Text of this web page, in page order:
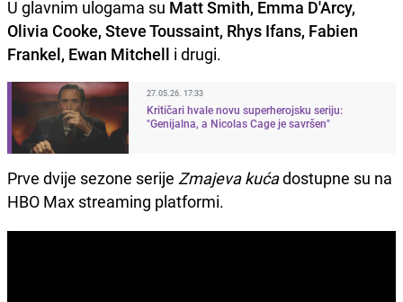
U glavnim ulogama su Matt Smith, Emma D'Arcy,
Olivia Cooke, Steve Toussaint, Rhys Ifans, Fabien
Frankel, Ewan Mitchell i drugi.
27.05.26. 17:33
Kritičari hvale novu superherojsku seriju:
"Genijalna, a Nicolas Cage je savršen"
Prve dvije sezone serije Zmajeva kućadostupne su na
HBO Max streaming platformi.